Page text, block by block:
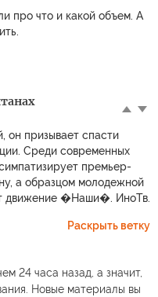
про что и какой объем. А
он призывает спасти
Среди современных
премьер-
а образцом молодежной
движение �Наши�. ИноТв.
Раскрыть ветку
24 часа назад, а значит,
Новые материалы вы